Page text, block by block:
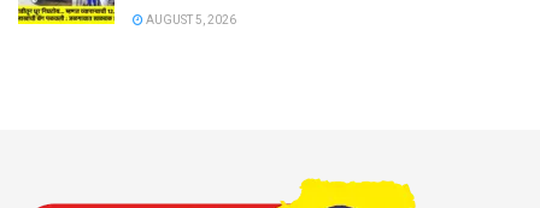
AUGUST 5, 2026